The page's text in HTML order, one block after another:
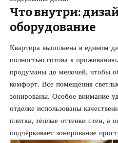
Что внутри:
оборудование
Квартира выполнена в едином
полностью готова к
продуманы до мелочей, чтобы
комфорт. Все помещения
зонированы. Особое внимание
отделке использованы
плитка, тёплые оттенки стен, а
подчёркивает зонирование